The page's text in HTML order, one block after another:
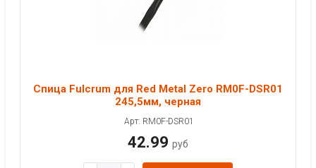
Спица Fulcrum для Red Metal Zero RM0F-DSR01
245,5мм, черная
Арт: RM0F-DSR01
42.99 руб